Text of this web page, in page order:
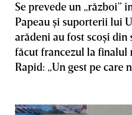
Se prevede un „război”
Papeau şi suporterii lui
arădeni au fost scoşi din
făcut francezul la finalul
Rapid: „Un gest pe care